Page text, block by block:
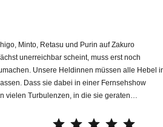
Minto, Retasu und Purin auf Zakuro
unerreichbar scheint, muss erst noch
Unsere Heldinnen müssen alle Hebel
Dass sie dabei in einer Fernsehshow
vielen Turbulenzen, in die sie geraten…
⭐⭐⭐⭐⭐